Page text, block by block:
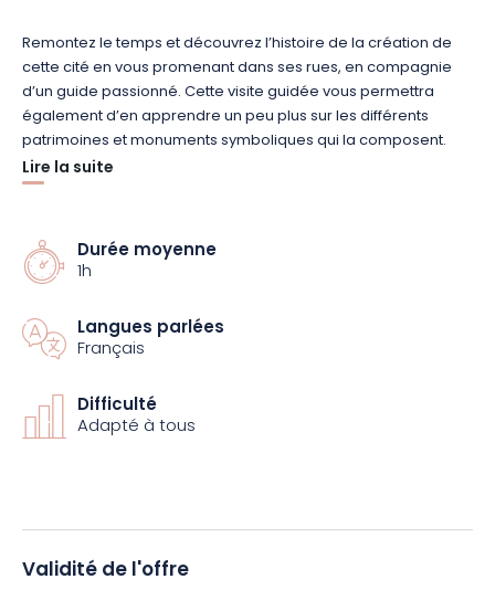
Remontez le temps et découvrez l’histoire de la création de
cette cité en vous promenant dans ses rues, en compagnie
d’un guide passionné. Cette visite guidée vous permettra
également d’en apprendre un peu plus sur les différents
patrimoines et monuments symboliques qui la composent.
des boissons locales, un apéritif 100% vosgien composé de
sodas, de jus de fruits, de bières ou de vin.
Le point de départ pour la balade est fixé à l’Office de
Tourisme de l’Ouest des Vosges, au 1 place Jeanne d’Arc, à
cette expérience qui mêle découverte et gourmandise !
Lire la suite
Durée moyenne
1h
Langues parlées
Français
Difficulté
Adapté à tous
Validité de l'offre